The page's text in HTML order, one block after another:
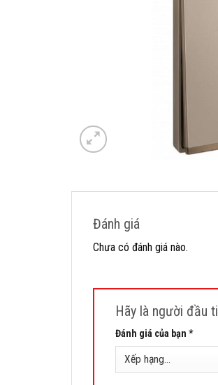
Đánh giá
Chưa có đánh giá nào.
Hãy là người đầu
Đánh giá của bạn *